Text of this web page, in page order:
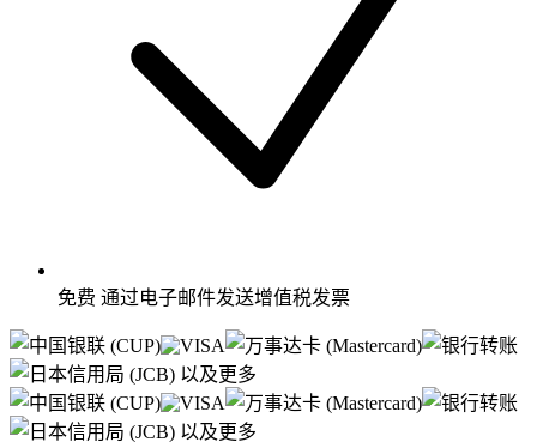
免费 通过电子邮件发送增值税发票
以及更多
以及更多